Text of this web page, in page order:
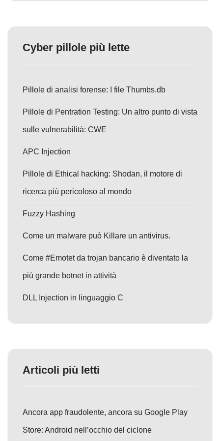
Cyber pillole più lette
Pillole di analisi forense: I file Thumbs.db
Pillole di Pentration Testing: Un altro punto di vista
sulle vulnerabilità: CWE
APC Injection
Pillole di Ethical hacking: Shodan, il motore di
ricerca più pericoloso al mondo
Fuzzy Hashing
Come un malware può Killare un antivirus.
Come #Emotet da trojan bancario è diventato la
più grande botnet in attività
DLL Injection in linguaggio C
Articoli più letti
Ancora app fraudolente, ancora su Google Play
Store: Android nell’occhio del ciclone